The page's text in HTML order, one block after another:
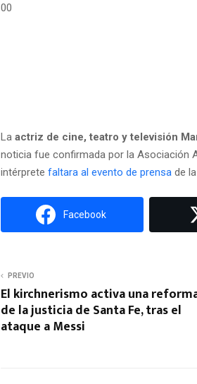
00
La actriz de cine, teatro y televisión
noticia fue confirmada por la Asociación
intérprete faltara al evento de prensa de
Facebook
PREVIO
El kirchnerismo activa una
de la justicia de Santa Fe, tras el
ataque a Messi